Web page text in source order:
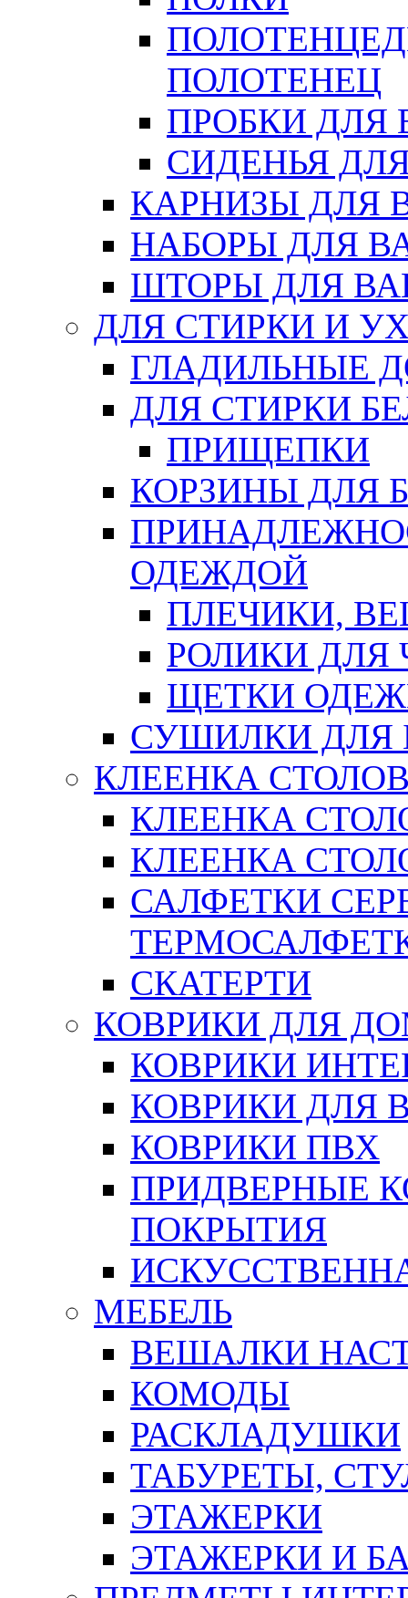
ПОЛОТЕНЕЦ
ПРОБКИ ДЛЯ
СИДЕНЬЯ
КАРНИЗЫ ДЛЯ
НАБОРЫ ДЛЯ
ШТОРЫ ДЛЯ
ДЛЯ СТИРКИ И
ГЛАДИЛЬНЫЕ
ДЛЯ СТИРКИ
ПРИЩЕПКИ
КОРЗИНЫ ДЛЯ
ОДЕЖДОЙ
ПЛЕЧИКИ,
РОЛИКИ ДЛЯ
ЩЕТКИ
СУШИЛКИ ДЛЯ
КЛЕЕНКА
КЛЕЕНКА
КЛЕЕНКА
САЛФЕТКИ
СКАТЕРТИ
КОВРИКИ ДЛЯ
КОВРИКИ
КОВРИКИ ДЛЯ
КОВРИКИ ПВХ
ПРИДВЕРНЫЕ
ПОКРЫТИЯ
МЕБЕЛЬ
ВЕШАЛКИ
КОМОДЫ
РАСКЛАДУШКИ
ТАБУРЕТЫ,
ЭТАЖЕРКИ
ЭТАЖЕРКИ И